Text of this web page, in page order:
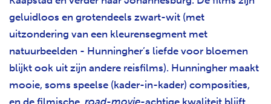
geluidloos en grotendeels zwart-wit (met
uitzondering van een kleurensegment met
natuurbeelden - Hunningher’s liefde voor bloemen
blijkt ook uit zijn andere reisfilms). Hunningher maakt
mooie, soms speelse (kader-in-kader) composities,
en de filmische, road-movie-achtige kwaliteit blijft